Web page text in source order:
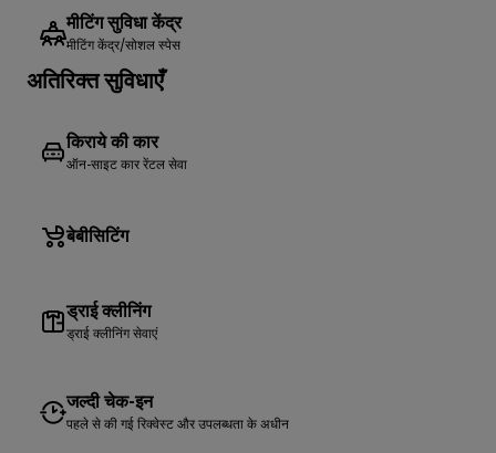
मीटिंग सुविधा केंद्र
मीटिंग केंद्र/सोशल स्पेस
अतिरिक्त सुविधाएँ
किराये की कार
ऑन-साइट कार रेंटल सेवा
बेबीसिटिंग
ड्राई क्लीनिंग
ड्राई क्लीनिंग सेवाएं
जल्दी चेक-इन
पहले से की गई रिक्वेस्ट और उपलब्धता के अधीन